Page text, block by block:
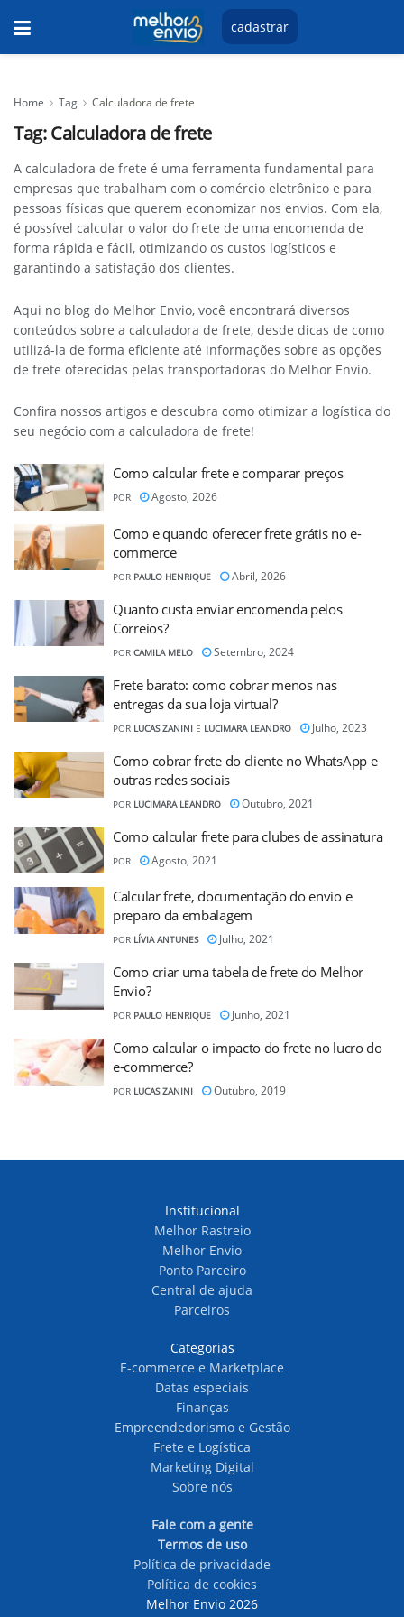
cadastrar
Home Tag Calculadora de frete
Tag:Calculadora de frete
A calculadora de frete é uma ferramenta fundamental para
empresas que trabalham com o comércio eletrônico e para
pessoas físicas que querem economizar nos envios. Com ela,
é possível calcular o valor do frete de uma encomenda de
forma rápida e fácil, otimizando os custos logísticos e
garantindo a satisfação dos clientes.
Aqui no blog do Melhor Envio, você encontrará diversos
conteúdos sobre a calculadora de frete, desde dicas de como
utilizá-la de forma eficiente até informações sobre as opções
de frete oferecidas pelas transportadoras do Melhor Envio.
Confira nossos artigos e descubra como otimizar a logística do
seu negócio com a calculadora de frete!
Como calcular frete e comparar preços
POR Agosto, 2026
Como e quando oferecer frete grátis no e-
commerce
POR PAULO HENRIQUE Abril, 2026
Quanto custa enviar encomenda pelos
Correios?
POR CAMILA MELO Setembro, 2024
Frete barato: como cobrar menos nas
entregas da sua loja virtual?
POR LUCAS ZANINI E LUCIMARA LEANDRO Julho, 2023
Como cobrar frete do cliente no WhatsApp e
outras redes sociais
POR LUCIMARA LEANDRO Outubro, 2021
Como calcular frete para clubes de assinatura
POR Agosto, 2021
Calcular frete, documentação do envio e
preparo da embalagem
POR LÍVIA ANTUNES Julho, 2021
Como criar uma tabela de frete do Melhor
Envio?
POR PAULO HENRIQUE Junho, 2021
Como calcular o impacto do frete no lucro do
e-commerce?
POR LUCAS ZANINI Outubro, 2019
Institucional
Melhor Rastreio
Melhor Envio
Ponto Parceiro
Central de ajuda
Parceiros
Categorias
E-commerce e Marketplace
Datas especiais
Finanças
Empreendedorismo e Gestão
Frete e Logística
Marketing Digital
Sobre nós
Fale com a gente
Termos de uso
Política de privacidade
Política de cookies
Melhor Envio 2026